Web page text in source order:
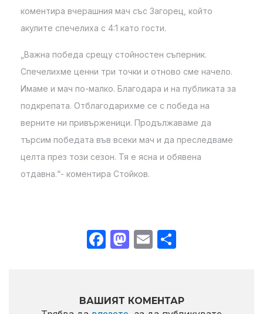
коментира вчерашния мач със Загорец, който
акулите спечелиха с 4:1 като гости.
„Важна победа срещу стойностен съперник.
Спечелихме ценни три точки и отново сме начело.
Имаме и мач по-малко. Благодара и на публиката за
подкрепата. Отблагодарихме се с победа на
верните ни привърженици. Продължаваме да
търсим победата във всеки мач и да преследваме
целта през този сезон. Тя е ясна и обявена
отдавна.“- коментира Стойков.
Facebook
Mastodon
Email
ВАШИЯТ КОМЕНТАР